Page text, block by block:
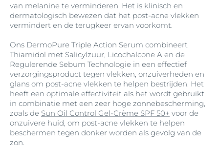
van melanine te verminderen. Het is klinisch en
dermatologisch bewezen dat het post-acne vlekken
vermindert en de terugkeer ervan voorkomt.
Ons DermoPure Triple Action Serum combineert
Thiamidol met Salicylzuur, Licochalcone A en de
Regulerende Sebum Technologie in een effectief
verzorgingsproduct tegen vlekken, onzuiverheden en
glans om post-acne vlekken te helpen bestrijden. Het
heeft een optimale effectiviteit als het wordt gebruikt
in combinatie met een zeer hoge zonnebescherming,
zoals de Sun Oil Control Gel-Crème SPF 50+ voor de
onzuivere huid, om post-acne vlekken te helpen
beschermen tegen donker worden als gevolg van de
zon.